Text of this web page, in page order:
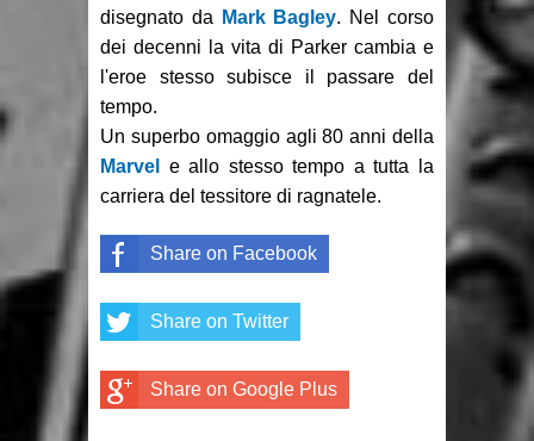
disegnato da Mark Bagley. Nel corso
dei decenni la vita di Parker cambia e
l'eroe stesso subisce il passare del
tempo.
Un superbo omaggio agli 80 anni della
Marvel
e allo stesso tempo a tutta la
carriera del tessitore di ragnatele.
Share on Facebook
Share on Twitter
Share on Google Plus